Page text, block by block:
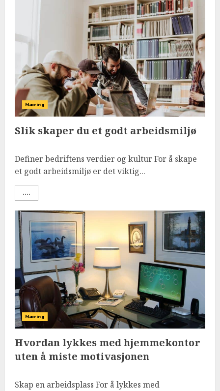
Næring
Slik skaper du et godt arbeidsmiljø
Definer bedriftens verdier og kultur For å skape
et godt arbeidsmiljø er det viktig...
....
Næring
Hvordan lykkes med hjemmekontor
uten å miste motivasjonen
Skap en arbeidsplass For å lykkes med